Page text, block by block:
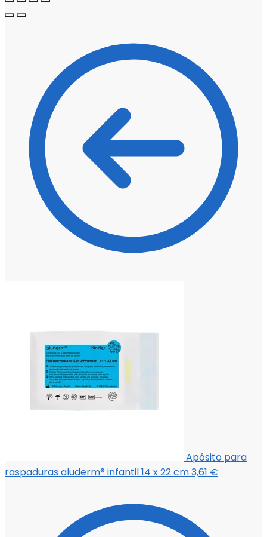
Apósito para
raspaduras aluderm® infantil 14 x 22 cm3,61 €